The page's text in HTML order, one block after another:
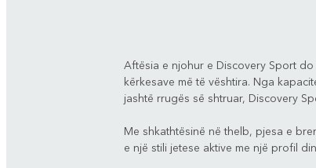
Aftësia e njohur e Discovery Sport
kërkesave më të vështira. Nga
jashtë rrugës së shtruar, Discovery
Me shkathtësinë në thelb, pjesa e
e një stili jetese aktive me një profil